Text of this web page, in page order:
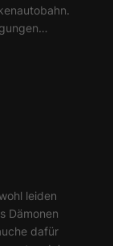
leiden
Dämonen
dafür